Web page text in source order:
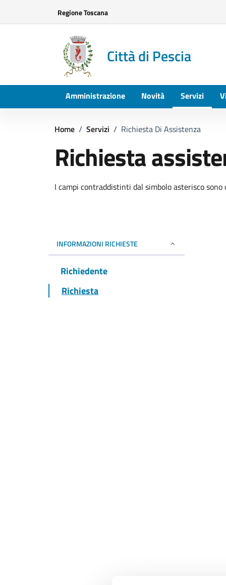
Regione Toscana
Città di Pescia
Amministrazione Novità Servizi
Home / Servizi / Richiesta Di Assistenza
Richiesta
I campi contraddistinti dal simbolo asterisco sono
INFORMAZIONI RICHIESTE
Richiedente
Richiesta